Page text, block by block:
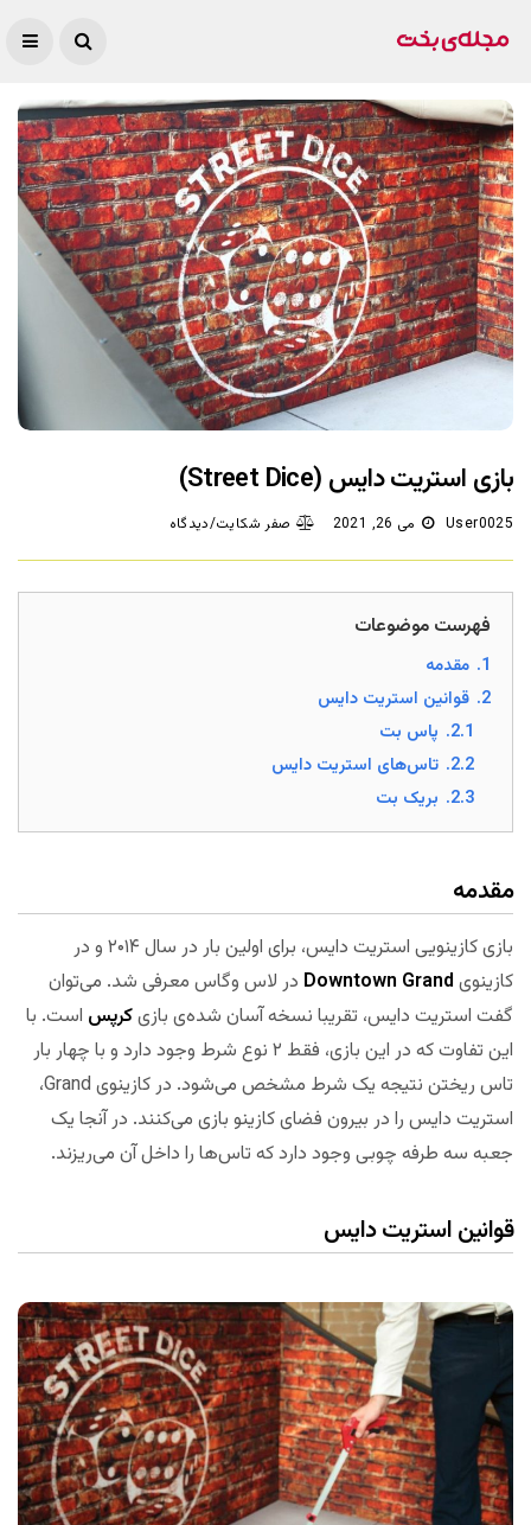
بازی استریت دایس (Street Dice)
User0025 می 26, 2021 صفر شکایت/دیدگاه
فهرست موضوعات
1. مقدمه
2. قوانین استریت دایس
2.1. پاس بت
2.2. تاس‌های استریت دایس
2.3. بریک بت
مقدمه
بازی کازینویی استریت دایس، برای اولین بار در سال ۲۰۱۴ و در
کازینوی Downtown Grand در لاس وگاس معرفی شد. می‌توان
گفت استریت دایس، تقریبا نسخه آسان شده‌ی بازیکرپس است. با
این تفاوت که در این بازی، فقط ۲ نوع شرط وجود دارد و با چهار بار
تاس ریختن نتیجه یک شرط مشخص می‌شود. در کازینوی Grand،
استریت دایس را در بیرون فضای کازینو بازی می‌کنند. در آنجا یک
جعبه سه طرفه چوبی وجود دارد که تاس‌ها را داخل آن می‌ریزند.
قوانین استریت دایس